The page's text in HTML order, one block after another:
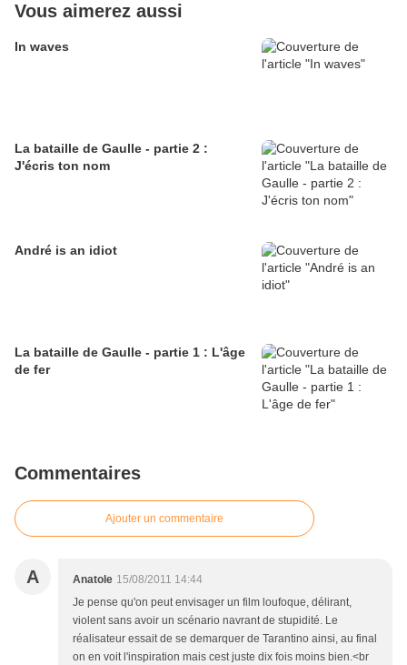
Vous aimerez aussi
In waves
La bataille de Gaulle - partie 2 :
J'écris ton nom
André is an idiot
La bataille de Gaulle - partie 1 : L'âge
de fer
Commentaires
Ajouter un commentaire
A Anatole 15/08/2011 14:44
Je pense qu'on peut envisager un film loufoque, délirant,
violent sans avoir un scénario navrant de stupidité. Le
réalisateur essait de se demarquer de Tarantino ainsi, au final
on en voit l'inspiration mais cest juste dix fois moins bien.<br